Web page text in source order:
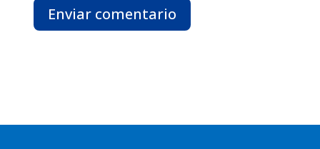
Enviar comentario